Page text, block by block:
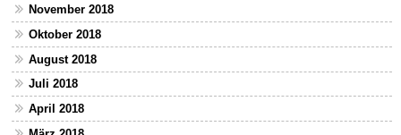
November 2018
Oktober 2018
August 2018
Juli 2018
April 2018